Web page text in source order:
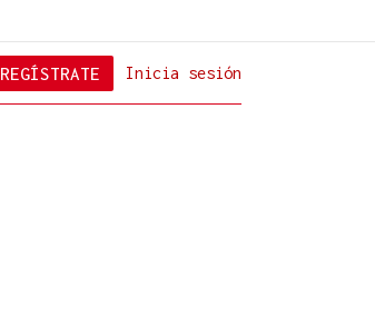
Inicia sesión
REGÍSTRATE